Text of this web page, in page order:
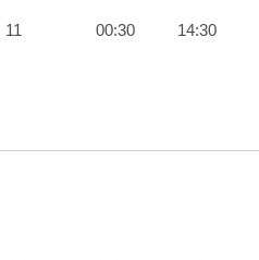
11 00:30 14:30